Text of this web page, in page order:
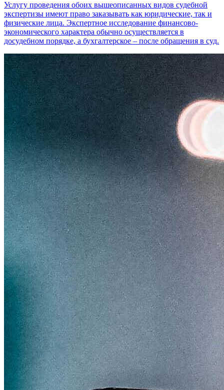
Услугу проведения обоих вышеописанных видов судебной
экспертизы имеют право заказывать как юридические, так и
физические лица. Экспертное исследование финансово-
экономического характера обычно осуществляется в
досудебном порядке, а бухгалтерское – после обращения в суд.